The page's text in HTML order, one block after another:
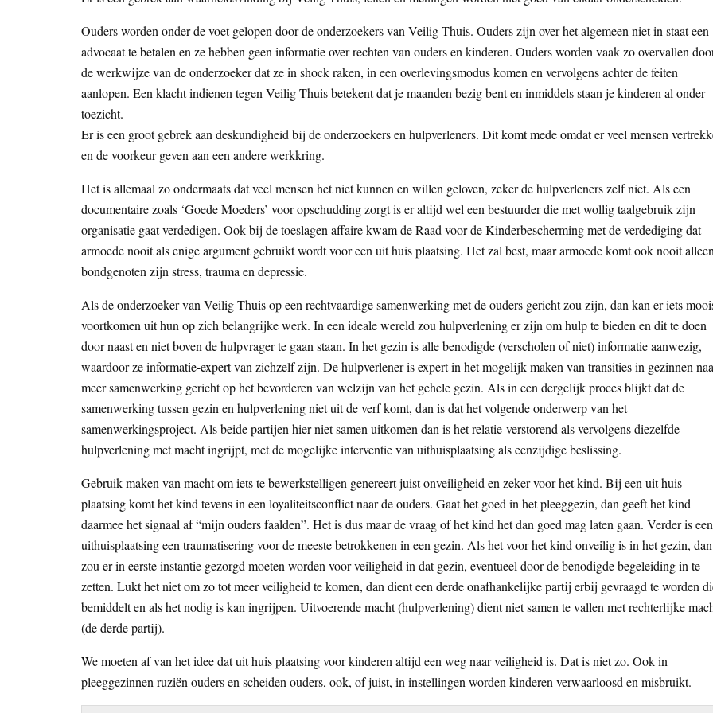
Ouders worden onder de voet gelopen door de onderzoekers van Veilig Thuis. Ouders zijn over het algemeen niet in staat een
advocaat te betalen en ze hebben geen informatie over rechten van ouders en kinderen. Ouders worden vaak zo overvallen
de werkwijze van de onderzoeker dat ze in shock raken, in een overlevingsmodus komen en vervolgens achter de feiten
aanlopen. Een klacht indienen tegen Veilig Thuis betekent dat je maanden bezig bent en inmiddels staan je kinderen al onder
toezicht.
Er is een groot gebrek aan deskundigheid bij de onderzoekers en hulpverleners. Dit komt mede omdat er veel mensen
en de voorkeur geven aan een andere werkkring.
Het is allemaal zo ondermaats dat veel mensen het niet kunnen en willen geloven, zeker de hulpverleners zelf niet. Als een
documentaire zoals ‘Goede Moeders’ voor opschudding zorgt is er altijd wel een bestuurder die met wollig taalgebruik zijn
organisatie gaat verdedigen. Ook bij de toeslagen affaire kwam de Raad voor de Kinderbescherming met de verdediging dat
armoede nooit als enige argument gebruikt wordt voor een uit huis plaatsing. Het zal best, maar armoede komt ook nooit
bondgenoten zijn stress, trauma en depressie.
Als de onderzoeker van Veilig Thuis op een rechtvaardige samenwerking met de ouders gericht zou zijn, dan kan er iets
voortkomen uit hun op zich belangrijke werk. In een ideale wereld zou hulpverlening er zijn om hulp te bieden en dit te doen
door naast en niet boven de hulpvrager te gaan staan. In het gezin is alle benodigde (verscholen of niet) informatie aanwezig,
waardoor ze informatie-expert van zichzelf zijn. De hulpverlener is expert in het mogelijk maken van transities in gezinnen
meer samenwerking gericht op het bevorderen van welzijn van het gehele gezin. Als in een dergelijk proces blijkt dat de
samenwerking tussen gezin en hulpverlening niet uit de verf komt, dan is dat het volgende onderwerp van het
samenwerkingsproject. Als beide partijen hier niet samen uitkomen dan is het relatie-verstorend als vervolgens diezelfde
hulpverlening met macht ingrijpt, met de mogelijke interventie van uithuisplaatsing als eenzijdige beslissing.
Gebruik maken van macht om iets te bewerkstelligen genereert juist onveiligheid en zeker voor het kind. Bij een uit huis
plaatsing komt het kind tevens in een loyaliteitsconflict naar de ouders. Gaat het goed in het pleeggezin, dan geeft het kind
daarmee het signaal af “mijn ouders faalden”. Het is dus maar de vraag of het kind het dan goed mag laten gaan. Verder is een
uithuisplaatsing een traumatisering voor de meeste betrokkenen in een gezin. Als het voor het kind onveilig is in het gezin, dan
zou er in eerste instantie gezorgd moeten worden voor veiligheid in dat gezin, eventueel door de benodigde begeleiding in te
zetten. Lukt het niet om zo tot meer veiligheid te komen, dan dient een derde onafhankelijke partij erbij gevraagd te worden
bemiddelt en als het nodig is kan ingrijpen. Uitvoerende macht (hulpverlening) dient niet samen te vallen met rechterlijke
(de derde partij).
We moeten af van het idee dat uit huis plaatsing voor kinderen altijd een weg naar veiligheid is. Dat is niet zo. Ook in
pleeggezinnen ruziën ouders en scheiden ouders, ook, of juist, in instellingen worden kinderen verwaarloosd en misbruikt.